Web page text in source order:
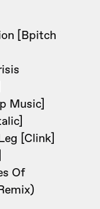
[Bpitch
Music]
[Clink]
Of